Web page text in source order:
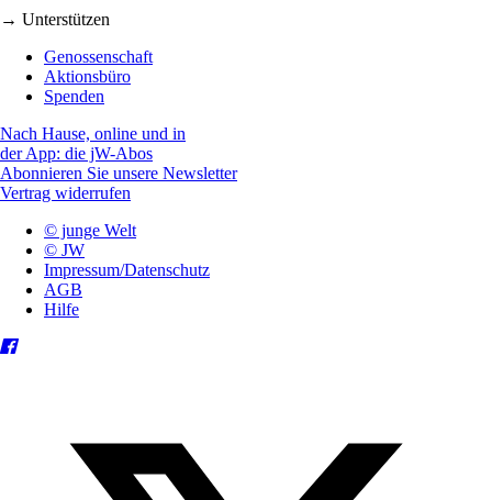
→ Unterstützen
Genossenschaft
Aktionsbüro
Spenden
Nach Hause, online und in
der App: die jW-Abos
Abonnieren Sie unsere Newsletter
Vertrag widerrufen
© junge Welt
© JW
Impressum/Datenschutz
AGB
Hilfe